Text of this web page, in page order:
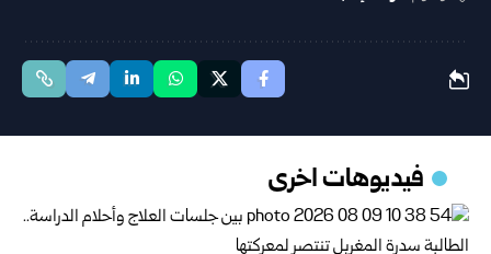
فيديوهات اخرى